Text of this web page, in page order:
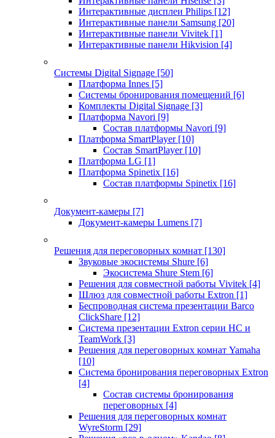
Интерактивные дисплеи Philips [12]
Интерактивные панели Samsung [20]
Интерактивные панели Vivitek [1]
Интерактивные панели Hikvision [4]
Системы Digital Signage [50]
Платформа Innes [5]
Системы бронирования помещений [6]
Комплекты Digital Signage [3]
Платформа Navori [9]
Состав платформы Navori [9]
Платформа SmartPlayer [10]
Состав SmartPlayer [10]
Платформа LG [1]
Платформа Spinetix [16]
Состав платформы Spinetix [16]
Документ-камеры [7]
Документ-камеры Lumens [7]
Решения для переговорных комнат [130]
Звуковые экосистемы Shure [6]
Экосистема Shure Stem [6]
Решения для совместной работы Vivitek [4]
Шлюз для совместной работы Extron [1]
Беспроводная система презентации Barco
ClickShare [12]
Система презентации Extron серии HC и
TeamWork [3]
Решения для переговорных комнат Yamaha
[10]
Система бронирования переговорных Extron
[4]
Состав системы бронирования
переговорных [4]
Решения для переговорных комнат
WyreStorm [29]